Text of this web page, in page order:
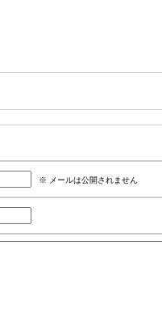
※ メールは公開されません